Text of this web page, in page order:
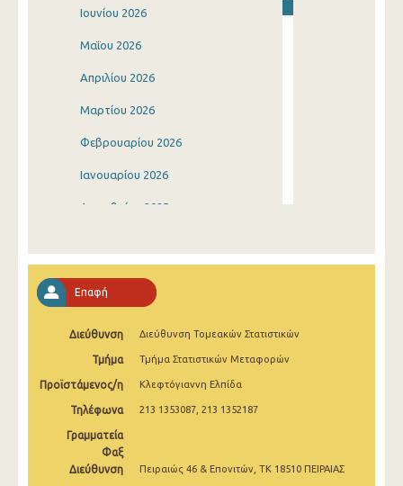
Ιουνίου 2026
Μαΐου 2026
Απριλίου 2026
Μαρτίου 2026
Φεβρουαρίου 2026
Ιανουαρίου 2026
Δεκεμβρίου 2025
Σεπτεμβρίου 2025
Αυγούστου 2025
Ιουλίου 2025
Ιουνίου 2025
Μαΐου 2025
Απριλίου 2025
Επαφή
Διεύθυνση Διεύθυνση Τομεακών Στατιστικών
Τμήμα Τμήμα Στατιστικών Μεταφορών
Προϊστάμενος/η Κλεφτόγιαννη Ελπίδα
Τηλέφωνα 213 1353087, 213 1352187
Γραμματεία
Φαξ
Διεύθυνση
Πειραιώς 46 & Επονιτών, ΤΚ 18510 ΠΕΙΡΑΙΑΣ